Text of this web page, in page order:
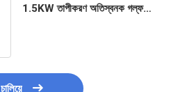
1.5KW তাপীকরণ অতিস্বনক গল্ফ
চালিয়ে